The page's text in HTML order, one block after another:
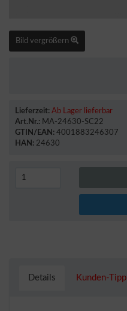
Bild vergrößern
Lieferzeit: Ab Lager lieferbar
Art.Nr.: MA-24630-SC22
GTIN/EAN: 4001883246307
HAN: 24630
Details Kunden-Tipp